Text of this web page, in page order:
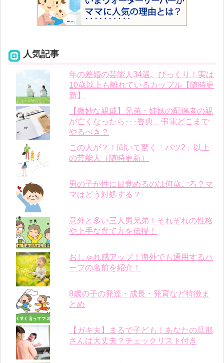
人気記事
年の差婚の芸能人34選。びっくり！実は
10歳以上も離れているカップル【随時更
新】
【微妙な親戚】兄弟・姉妹の配偶者の親
が亡くなったら･･･香典、弔電どこまで
やるべき？
この人が？！聞いて驚く「バツ2」以上
の芸能人（随時更新）
男の子が性に目覚めるのは何歳ごろ？マ
マはどう対処する？
意外と多い三人男兄弟！それぞれの性格
や上手な育て方を伝授！
おしゃれ感アップ！海外でも通用するハ
ーフの名前を紹介！
8歳の子の発達・成長・発育など特徴ま
とめ
【ガキ夫】まるで子ども！あなたの旦那
さんは大丈夫？チェックリスト付き